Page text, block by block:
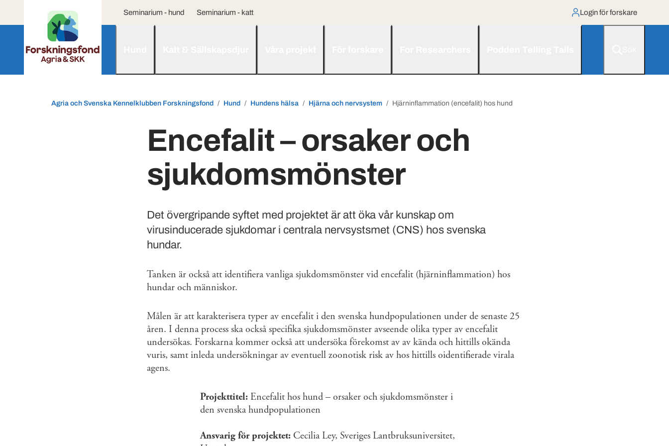
Seminarium - hund Seminarium - katt Login för forskare
Agria och Svenska Kennelklubben Forskningsfond Hund Hundens hälsa Hjärna och nervsystem Hjärninflammation (encefalit) hos hund
Encefalit – orsaker och
sjukdomsmönster
Det övergripande syftet med projektet är att öka vår kunskap om
virusinducerade sjukdomar i centrala nervsystsmet (CNS) hos svenska
hundar.
Tanken är också att identifiera vanliga sjukdomsmönster vid encefalit (hjärninflammation) hos
hundar och människor.
Målen är att karakterisera typer av encefalit i den svenska hundpopulationen under de senaste 25
åren. I denna process ska också specifika sjukdomsmönster avseende olika typer av encefalit
undersökas. Forskarna kommer också att undersöka förekomst av av kända och hittills okända
vuris, samt inleda undersökningar av eventuell zoonotisk risk av hos hittills oidentifierade virala
agens.
Projekttitel: Encefalit hos hund – orsaker och sjukdomsmönster i
den svenska hundpopulationen
Ansvarig för projektet: Cecilia Ley, Sveriges Lantbruksuniversitet,